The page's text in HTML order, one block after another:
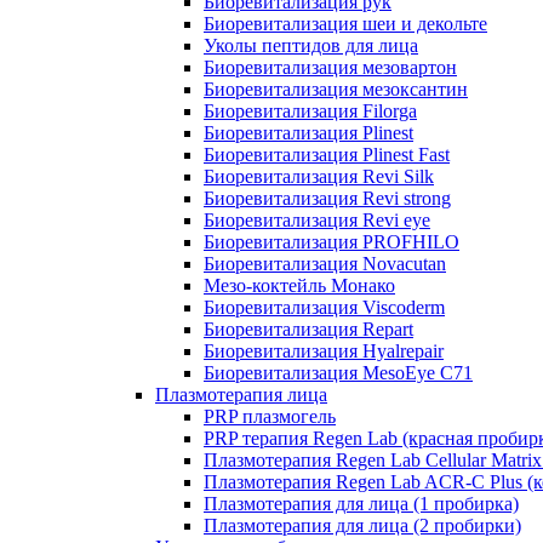
Биоревитализация шеи и декольте
Уколы пептидов для лица
Биоревитализация мезовартон
Биоревитализация мезоксантин
Биоревитализация Filorga
Биоревитализация Plinest
Биоревитализация Plinest Fast
Биоревитализация Revi Silk
Биоревитализация Revi strong
Биоревитализация Revi eye
Биоревитализация PROFHILO
Биоревитализация Novacutan
Мезо-коктейль Монако
Биоревитализация Viscoderm
Биоревитализация Repart
Биоревитализация Hyalrepair
Биоревитализация MesoEye C71
Плазмотерапия лица
PRP плазмогель
PRP терапия Regen Lab (красная
Плазмотерапия Regen Lab Cellular
Плазмотерапия Regen Lab ACR-C Plus
Плазмотерапия для лица (1 пробирка)
Плазмотерапия для лица (2 пробирки)